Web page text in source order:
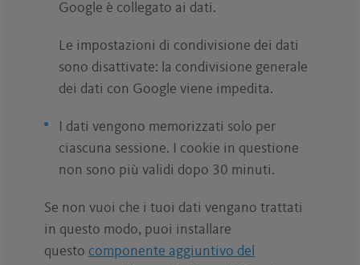
Google è collegato ai dati.
Le impostazioni di condivisione dei dati
sono disattivate: la condivisione generale
dei dati con Google viene impedita.
I dati vengono memorizzati solo per
ciascuna sessione. I cookie in questione
non sono più validi dopo 30 minuti.
Se non vuoi che i tuoi dati vengano trattati
in questo modo, puoi installare
questo componente aggiuntivo del